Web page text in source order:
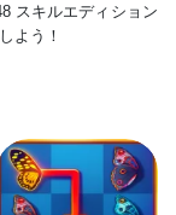
スキルエディション
よう！